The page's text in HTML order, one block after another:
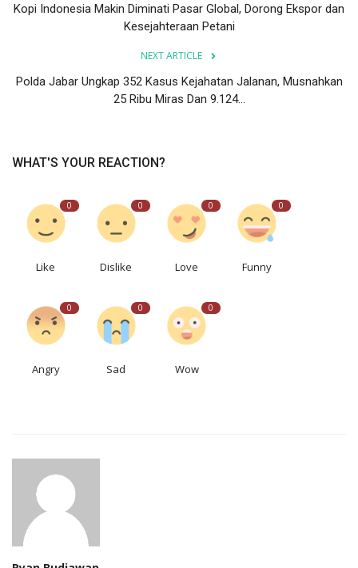
Kopi Indonesia Makin Diminati Pasar Global, Dorong Ekspor dan
Kesejahteraan Petani
NEXT ARTICLE
Polda Jabar Ungkap 352 Kasus Kejahatan Jalanan, Musnahkan
25 Ribu Miras Dan 9.124...
WHAT'S YOUR REACTION?
0
Like
0
Dislike
0
Love
0
Funny
0
Angry
0
Sad
0
Wow